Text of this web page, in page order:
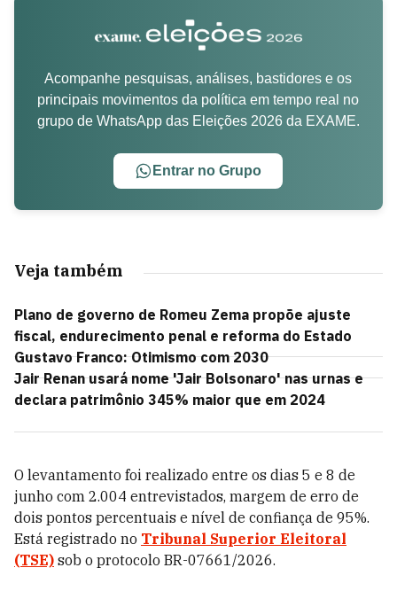
Acompanhe pesquisas, análises, bastidores e os
principais movimentos da política em tempo real no
grupo de WhatsApp das Eleições 2026 da EXAME.
Entrar no Grupo
Veja também
Plano de governo de Romeu Zema propõe ajuste
fiscal, endurecimento penal e reforma do Estado
Gustavo Franco: Otimismo com 2030
Jair Renan usará nome 'Jair Bolsonaro' nas urnas e
declara patrimônio 345% maior que em 2024
O levantamento foi realizado entre os dias 5 e 8 de
junho com 2.004 entrevistados, margem de erro de
dois pontos percentuais e nível de confiança de 95%.
Está registrado no Tribunal Superior Eleitoral
(TSE) sob o protocolo BR-07661/2026.